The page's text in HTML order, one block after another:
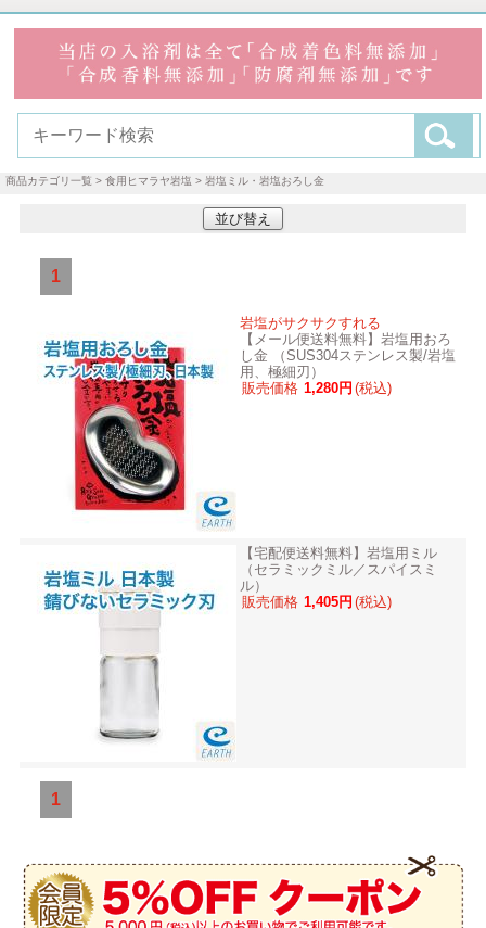
商品カテゴリ一覧 > 食用ヒマラヤ岩塩 > 岩塩ミル・岩塩おろし金
並び替え
1
岩塩がサクサクすれる
【メール便送料無料】岩塩用おろ
し金 （SUS304ステンレス製/岩塩
用、極細刃）
販売価格 1,280円 (税込)
【宅配便送料無料】岩塩用ミル
（セラミックミル／スパイスミ
ル）
販売価格 1,405円 (税込)
1